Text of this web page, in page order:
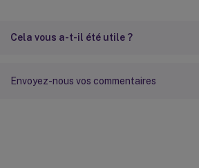
Cela vous a-t-il été utile ?
Envoyez-nous vos commentaires